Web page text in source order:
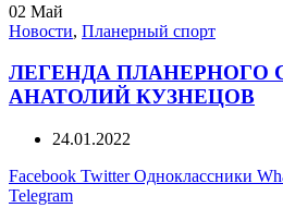
02 Май
Новости, Планерный спорт
ЛЕГЕНДА ПЛАНЕРНОГО
АНАТОЛИЙ КУЗНЕЦОВ
24.01.2022
Facebook Twitter Одноклассники
Telegram